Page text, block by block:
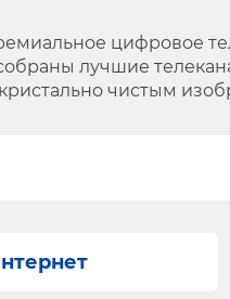
цифровое
лучшие
чистым